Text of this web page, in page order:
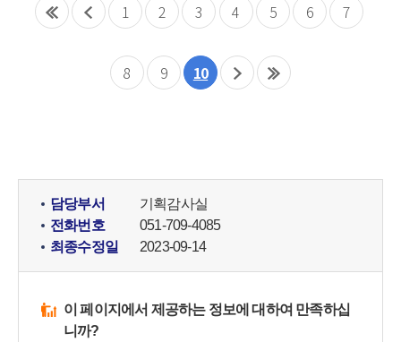
1 2 3 4 5 6 7
8 9 10
담당부서
기획감사실
전화번호
051-709-4085
최종수정일
2023-09-14
이 페이지에서 제공하는 정보에 대하여 만족하십
니까?